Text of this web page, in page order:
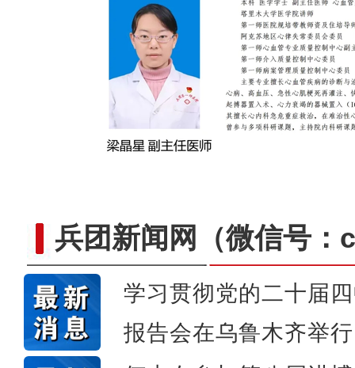
兵团新闻网 （微信号
学习贯彻党的二十届
报告会在乌鲁木齐举行
下马崖的幸福